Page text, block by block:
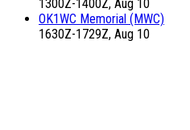
1300Z-1400Z, Aug 10
OK1WC Memorial (MWC)
1630Z-1729Z, Aug 10